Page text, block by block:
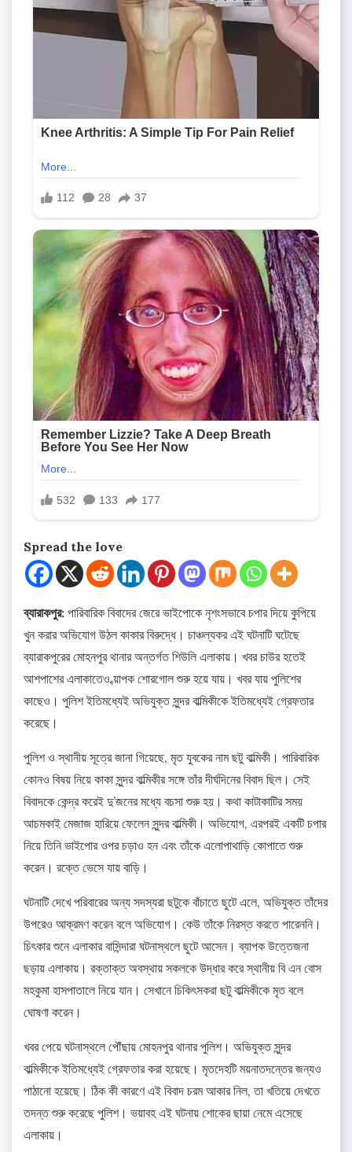
Spread the love
ব্যারাকপুর: পারিবারিক বিবাদের জেরে ভাইপোকে নৃশংসভাবে চপার দিয়ে কুপিয়ে
খুন করার অভিযোগ উঠল কাকার বিরুদ্ধে। চাঞ্চল্যকর এই ঘটনাটি ঘটেছে
ব্যারাকপুরের মোহনপুর থানার অন্তর্গত শিউলি এলাকায়। খবর চাউর হতেই
আশপাশের এলাকাতেও ব্য়াপক শোরগোল শুরু হয়ে যায়। খবর যায় পুলিশের
কাছেও। পুলিশ ইতিমধ্যেই অভিযুক্ত সুন্দর বাল্মিকীকে ইতিমধ্যেই গ্রেফতার
করেছে।
পুলিশ ও স্থানীয় সূত্রে জানা গিয়েছে, মৃত যুবকের নাম ছটু বাল্মিকী। পারিবারিক
কোনও বিষয় নিয়ে কাকা সুন্দর বাল্মিকীর সঙ্গে তাঁর দীর্ঘদিনের বিবাদ ছিল। সেই
বিবাদকে কেন্দ্র করেই দু’জনের মধ্যে বচসা শুরু হয়। কথা কাটাকাটির সময়
আচমকাই মেজাজ হারিয়ে ফেলেন সুন্দর বাল্মিকী। অভিযোগ, এরপরই একটি চপার
নিয়ে তিনি ভাইপোর ওপর চড়াও হন এবং তাঁকে এলোপাথাড়ি কোপাতে শুরু
করেন। রক্তে ভেসে যায় বাড়ি।
ঘটনাটি দেখে পরিবারের অন্য সদস্যরা ছটুকে বাঁচাতে ছুটে এলে, অভিযুক্ত তাঁদের
উপরেও আক্রমণ করেন বলে অভিযোগ। কেউ তাঁকে নিরস্ত করতে পারেননি।
চিৎকার শুনে এলাকার বাসিন্দারা ঘটনাস্থলে ছুটে আসেন। ব্যাপক উত্তেজনা
ছড়ায় এলাকায়। রক্তাক্ত অবস্থায় সকলকে উদ্ধার করে স্থানীয় বি এন বোস
মহকুমা হাসপাতালে নিয়ে যান। সেখানে চিকিৎসকরা ছটু বাল্মিকীকে মৃত বলে
ঘোষণা করেন।
খবর পেয়ে ঘটনাস্থলে পৌঁছায় মোহনপুর থানার পুলিশ। অভিযুক্ত সুন্দর
বাল্মিকীকে ইতিমধ্যেই গ্রেফতার করা হয়েছে। মৃতদেহটি ময়নাতদন্তের জন্যও
পাঠানো হয়েছে। ঠিক কী কারণে এই বিবাদ চরম আকার নিল, তা খতিয়ে দেখতে
তদন্ত শুরু করেছে পুলিশ। ভয়াবহ এই ঘটনায় শোকের ছায়া নেমে এসেছে
এলাকায়।